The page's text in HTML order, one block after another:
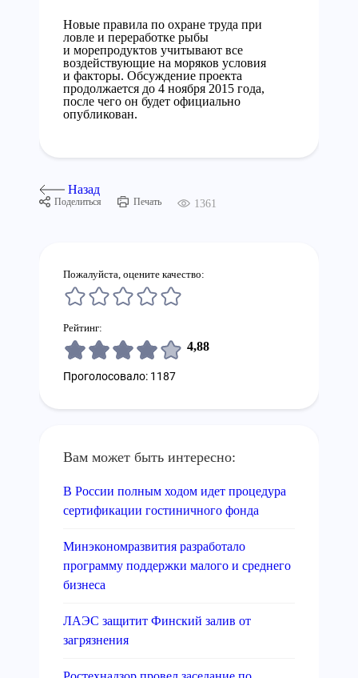
Новые правила по охране труда при
ловле и переработке рыбы
и морепродуктов учитывают все
воздействующие на моряков условия
и факторы. Обсуждение проекта
продолжается до 4 ноября 2015 года,
после чего он будет официально
опубликован.
Назад
Поделиться Печать 1361
Пожалуйста, оцените качество:
Рейтинг:
4,88
Проголосовало: 1187
Вам может быть интересно:
В России полным ходом идет процедура
сертификации гостиничного фонда
Минэкономразвития разработало
программу поддержки малого и среднего
бизнеса
ЛАЭС защитит Финский залив от
загрязнения